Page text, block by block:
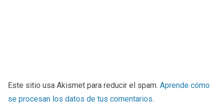
Este sitio usa Akismet para reducir el spam. Aprende cómo
se procesan los datos de tus comentarios.